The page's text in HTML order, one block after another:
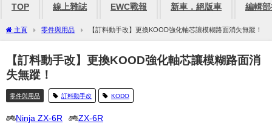
TOP 線上雜誌 EWC戰報 新車．絕版車 編輯
主頁 零件與用品 【訂料動手改】更換KOOD強化軸芯讓模糊路面消失無蹤！
【訂料動手改】更換KOOD強化軸芯讓模糊路面消
失無蹤！
零件與用品 訂料動手改 KODO
Ninja ZX-6R ZX-6R